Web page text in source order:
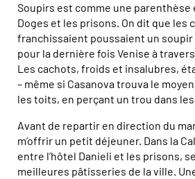
Soupirs est comme une parenthèse
Doges et les prisons. On dit que les
franchissaient poussaient un soupir
pour la dernière fois Venise à
Les cachots, froids et insalubres,
– même si Casanova trouva le
les toits, en perçant un trou dans
Avant de repartir en direction du
m’offrir un petit déjeuner. Dans la
entre l’hôtel Danieli et les prisons,
meilleures pâtisseries de la ville.